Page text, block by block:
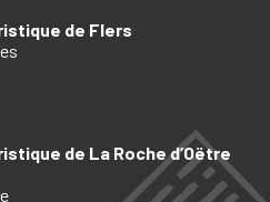
de Flers
de La Roche d’Oëtre